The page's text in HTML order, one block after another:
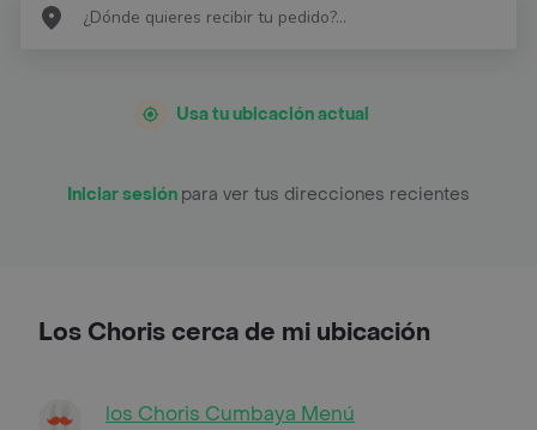
Usa tu ubicación actual
Iniciar sesión para ver tus direcciones recientes
Los Choris cerca de mi ubicación
los Choris Cumbaya Menú